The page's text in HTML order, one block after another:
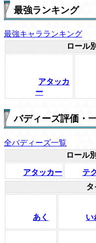
最強ランキング
最強キャラランキング
ロール
アタッカ
ー
バディーズ評価・
全バディーズ一覧
ロール
アタッカー テ
タ
あく い